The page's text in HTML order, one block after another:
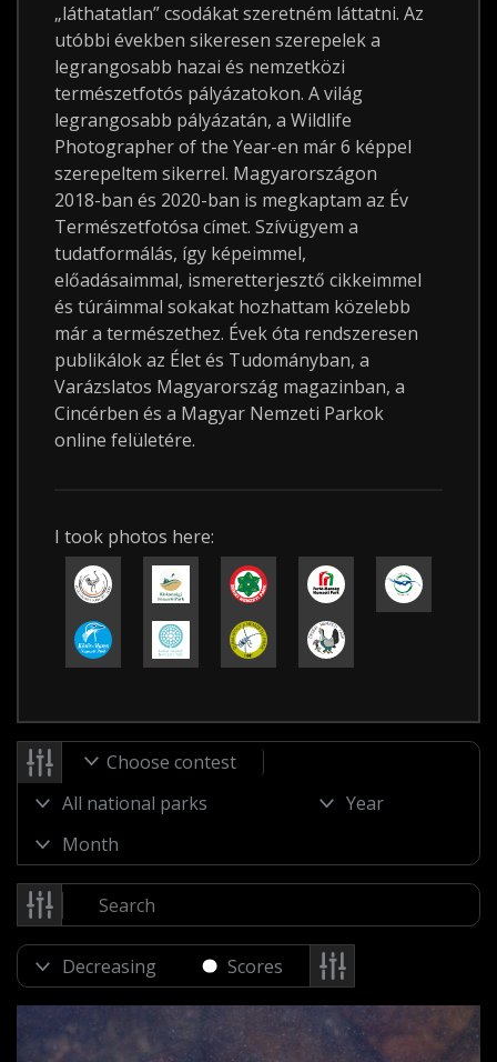
„láthatatlan” csodákat szeretném láttatni. Az
utóbbi években sikeresen szerepelek a
legrangosabb hazai és nemzetközi
természetfotós pályázatokon. A világ
legrangosabb pályázatán, a Wildlife
Photographer of the Year-en már 6 képpel
szerepeltem sikerrel. Magyarországon
2018-ban és 2020-ban is megkaptam az Év
Természetfotósa címet. Szívügyem a
tudatformálás, így képeimmel,
előadásaimmal, ismeretterjesztő cikkeimmel
és túráimmal sokakat hozhattam közelebb
már a természethez. Évek óta rendszeresen
publikálok az Élet és Tudományban, a
Varázslatos Magyarország magazinban, a
Cincérben és a Magyar Nemzeti Parkok
online felületére.
I took photos here:
Choose contest
Scores